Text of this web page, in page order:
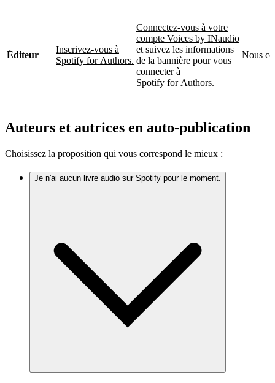
Éditeur
Inscrivez-vous à
Spotify for Authors.
Connectez-vous à votre
compte Voices by INaudio
et suivez les informations
de la bannière pour vous
connecter à
Spotify for Authors.
Nous
Auteurs et autrices en auto-publication
Choisissez la proposition qui vous correspond le mieux :
Je n'ai aucun livre audio sur Spotify pour le moment.